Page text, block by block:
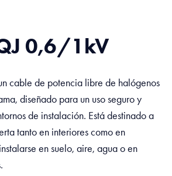
0,6/1kV
cable de potencia libre de halógenos
diseñado para un uso seguro y
de instalación. Está destinado a
tanto en interiores como en
en suelo, aire, agua o en